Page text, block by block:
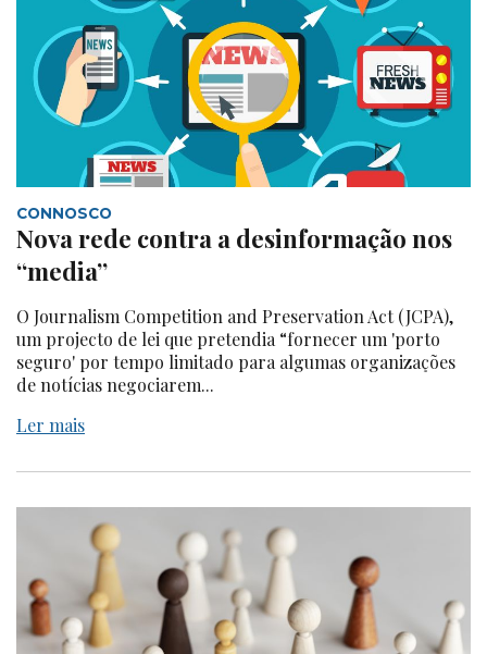
CONNOSCO
Nova rede contra a desinformação nos
“media”
O Journalism Competition and Preservation Act (JCPA),
um projecto de lei que pretendia “fornecer um 'porto
seguro' por tempo limitado para algumas organizações
de notícias negociarem...
Ler mais